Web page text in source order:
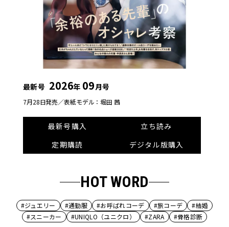
最新号 2026年 09月号
7月28日発売／表紙モデル：堀田 茜
最新号購入
立ち読み
定期購読
デジタル版購入
HOT WORD
#ジュエリー #通勤服 #お呼ばれコーデ #旅コーデ
#結婚
#スニーカー
#UNIQLO（ユニクロ） #ZARA #骨格診断